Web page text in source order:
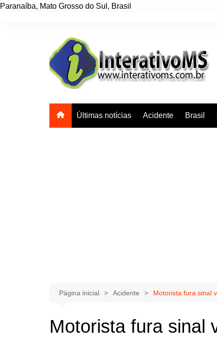
Paranaíba, Mato Grosso do Sul , Brasil
Últimas notícias Acidente Brasil
Página inicial Acidente Motorista fura sinal
Motorista fura sinal